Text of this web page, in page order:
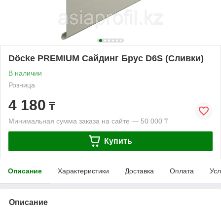
Döcke PREMIUM Сайдинг Брус D6S (Сливки)
В наличии
Розница
4 180 ₸
Минимальная сумма заказа на сайте — 50 000 ₸
Купить
Описание Характеристики Доставка Оплата
Описание